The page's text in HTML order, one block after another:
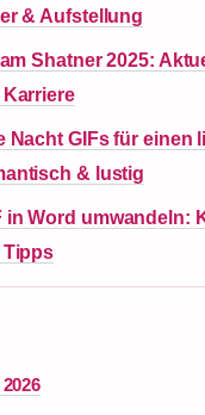
& Aufstellung
Shatner 2025:
Nacht GIFs für einen
& lustig
in Word umwandeln:
Tipps